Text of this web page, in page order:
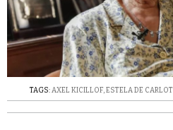
TAGS:AXEL KICILLOF,ESTELA DE